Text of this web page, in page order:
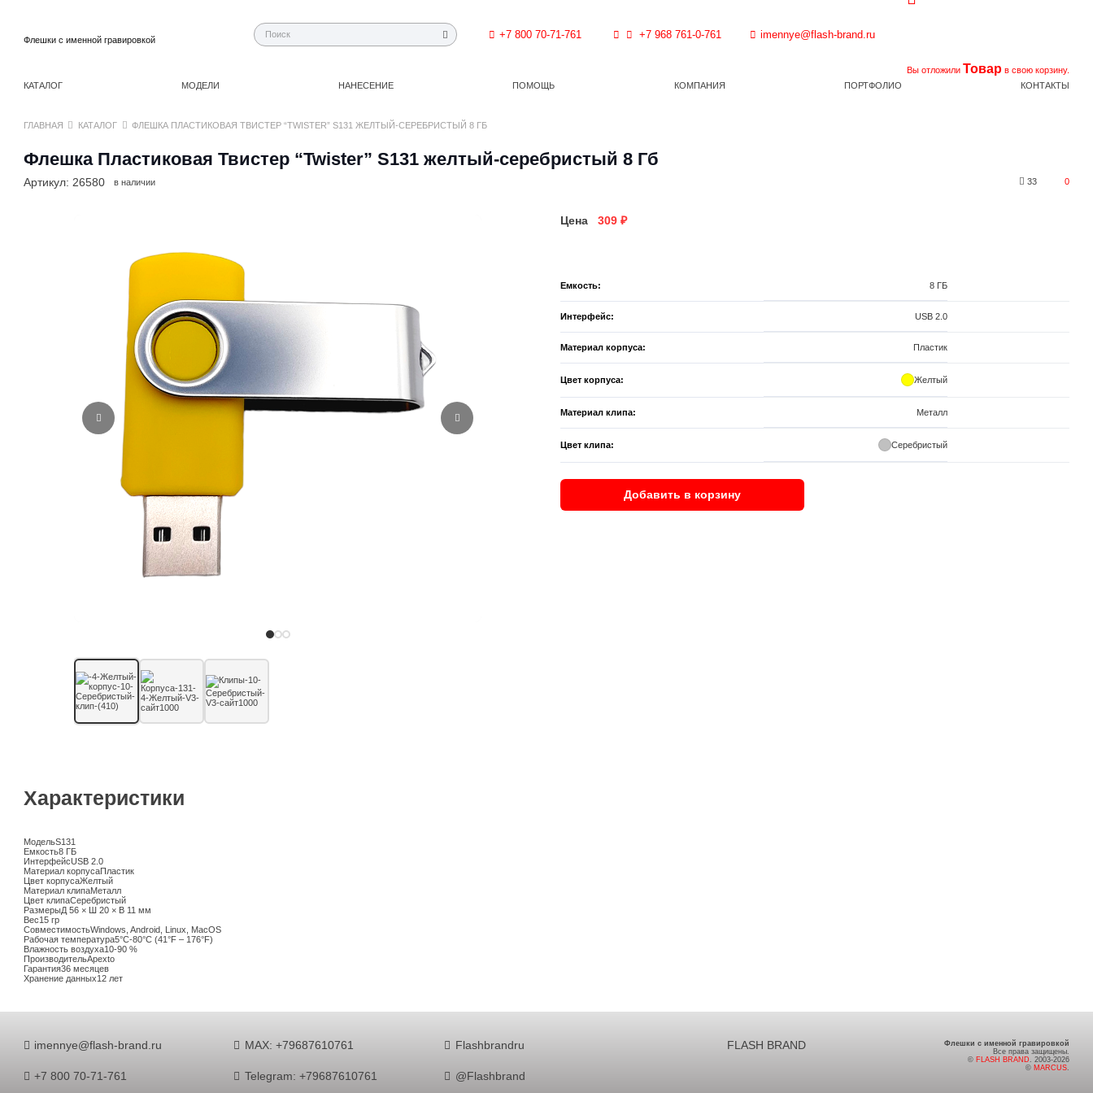
Флешки с именной гравировкой +7 800 70-71-761 +7 968 761-0-761 imennye@flash-brand.ru
Вы отложили Товар в свою корзину.
КАТАЛОГ
МОДЕЛИ НАНЕСЕНИЕ ПОМОЩЬ КОМПАНИЯ ПОРТФОЛИО КОНТАКТЫ
ГЛАВНАЯ КАТАЛОГ ФЛЕШКА ПЛАСТИКОВАЯ ТВИСТЕР “TWISTER” S131 ЖЕЛТЫЙ-СЕРЕБРИСТЫЙ 8 ГБ
Флешка Пластиковая Твистер “Twister” S131 желтый-серебристый 8 Гб
Артикул: 26580 в наличии 33 0
Цена 309 ₽
Емкость: 8 ГБ
Интерфейс: USB 2.0
Материал корпуса: Пластик
Цвет корпуса: Желтый
Материал клипа: Металл
Цвет клипа: Серебристый
Добавить в корзину
Характеристики
МодельS131
Емкость8 ГБ
ИнтерфейсUSB 2.0
Материал корпусаПластик
Цвет корпусаЖелтый
Материал клипаМеталл
Цвет клипаСеребристый
РазмерыД 56 × Ш 20 × В 11 мм
Вес15 гр
СовместимостьWindows, Android, Linux, MacOS
Рабочая температура5°C-80°C (41°F – 176°F)
Влажность воздуха10-90 %
ПроизводительApexto
Гарантия36 месяцев
Хранение данных12 лет
imennye@flash-brand.ru
+7 800 70-71-761
MAX: +79687610761
Telegram: +79687610761
Flashbrandru
@Flashbrand
FLASH BRAND
Флешки с именной гравировкой
Все права защищены.
© FLASH BRAND
. 2003-2026
© MARCUS